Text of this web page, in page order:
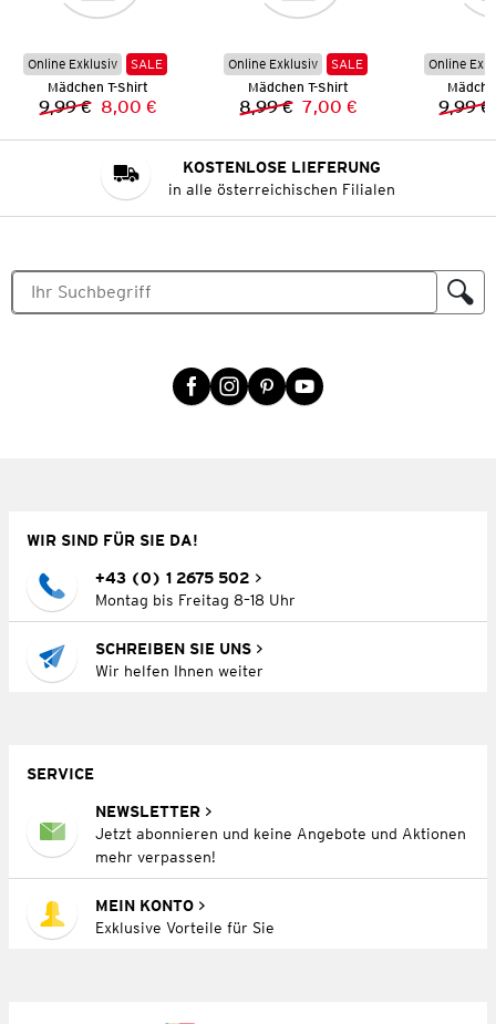
Online Exklusiv
SALE
Mädchen T-Shirt
Vorheriger Preis:
9,99 € Neuer Preis:
8,00 €
Online Exklusiv
SALE
Mädchen T-Shirt
Vorheriger Preis:
8,99 € Neuer Preis:
7,00 €
Online
9,99 €
KOSTENLOSE LIEFERUNG
in alle österreichischen Filialen
WIR SIND FÜR SIE DA!
+43 (0) 1 2675 502
Montag bis Freitag 8–18 Uhr
SCHREIBEN SIE UNS
Wir helfen Ihnen weiter
SERVICE
NEWSLETTER
Jetzt abonnieren und keine Angebote und Aktionen
mehr verpassen!
MEIN KONTO
Exklusive Vorteile für Sie